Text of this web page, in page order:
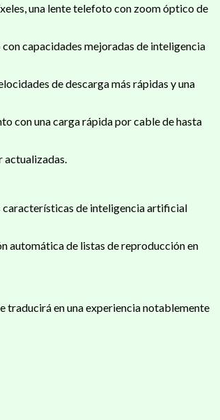
una lente telefoto con zoom óptico de
capacidades mejoradas de inteligencia
de descarga más rápidas y una
con una carga rápida por cable de hasta
actualizadas.
características de inteligencia artificial
automática de listas de reproducción en
traducirá en una experiencia notablemente